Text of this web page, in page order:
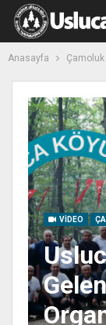
Anasayfa Çamoluk
VIDEO